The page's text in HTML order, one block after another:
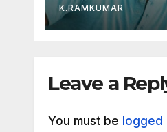
K.RAMKUMAR
Leave a
You must be logged